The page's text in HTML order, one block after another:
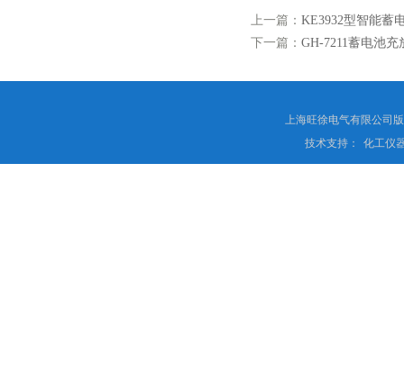
上一篇： KE3932型智能蓄
下一篇： GH-7211蓄电池充
上海旺徐电气有限公司
技术支持：
化工仪